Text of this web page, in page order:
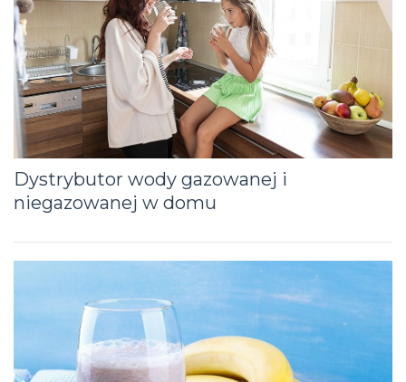
Dystrybutor wody gazowanej i
niegazowanej w domu